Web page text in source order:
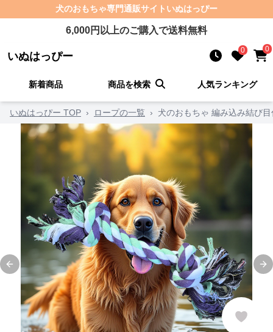
犬のおもちゃ専門通販サイト いぬはっぴー
6,000円以上のご購入で送料無料
いぬはっぴー 0 0
新着商品 商品を検索 人気ランキング
いぬはっぴー TOP › ロープの一覧 › 犬のおもちゃ 編み込み結び
Previous slide